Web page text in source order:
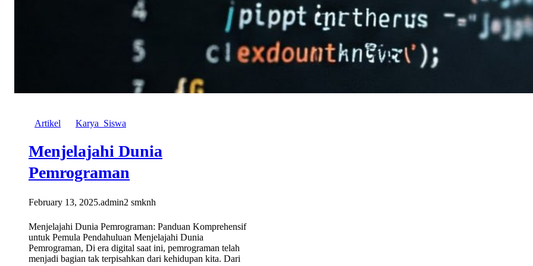
Artikel Karya_Siswa
Menjelajahi Dunia
Pemrograman
February 13, 2025.admin2 smknh
Menjelajahi Dunia Pemrograman: Panduan Komprehensif
untuk Pemula Pendahuluan Menjelajahi Dunia
Pemrograman, Di era digital saat ini, pemrograman telah
menjadi bagian tak terpisahkan dari kehidupan kita. Dari